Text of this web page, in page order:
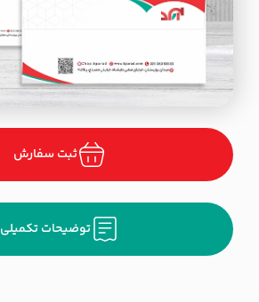
ثبت سفارش
توضیحات تکمیلی